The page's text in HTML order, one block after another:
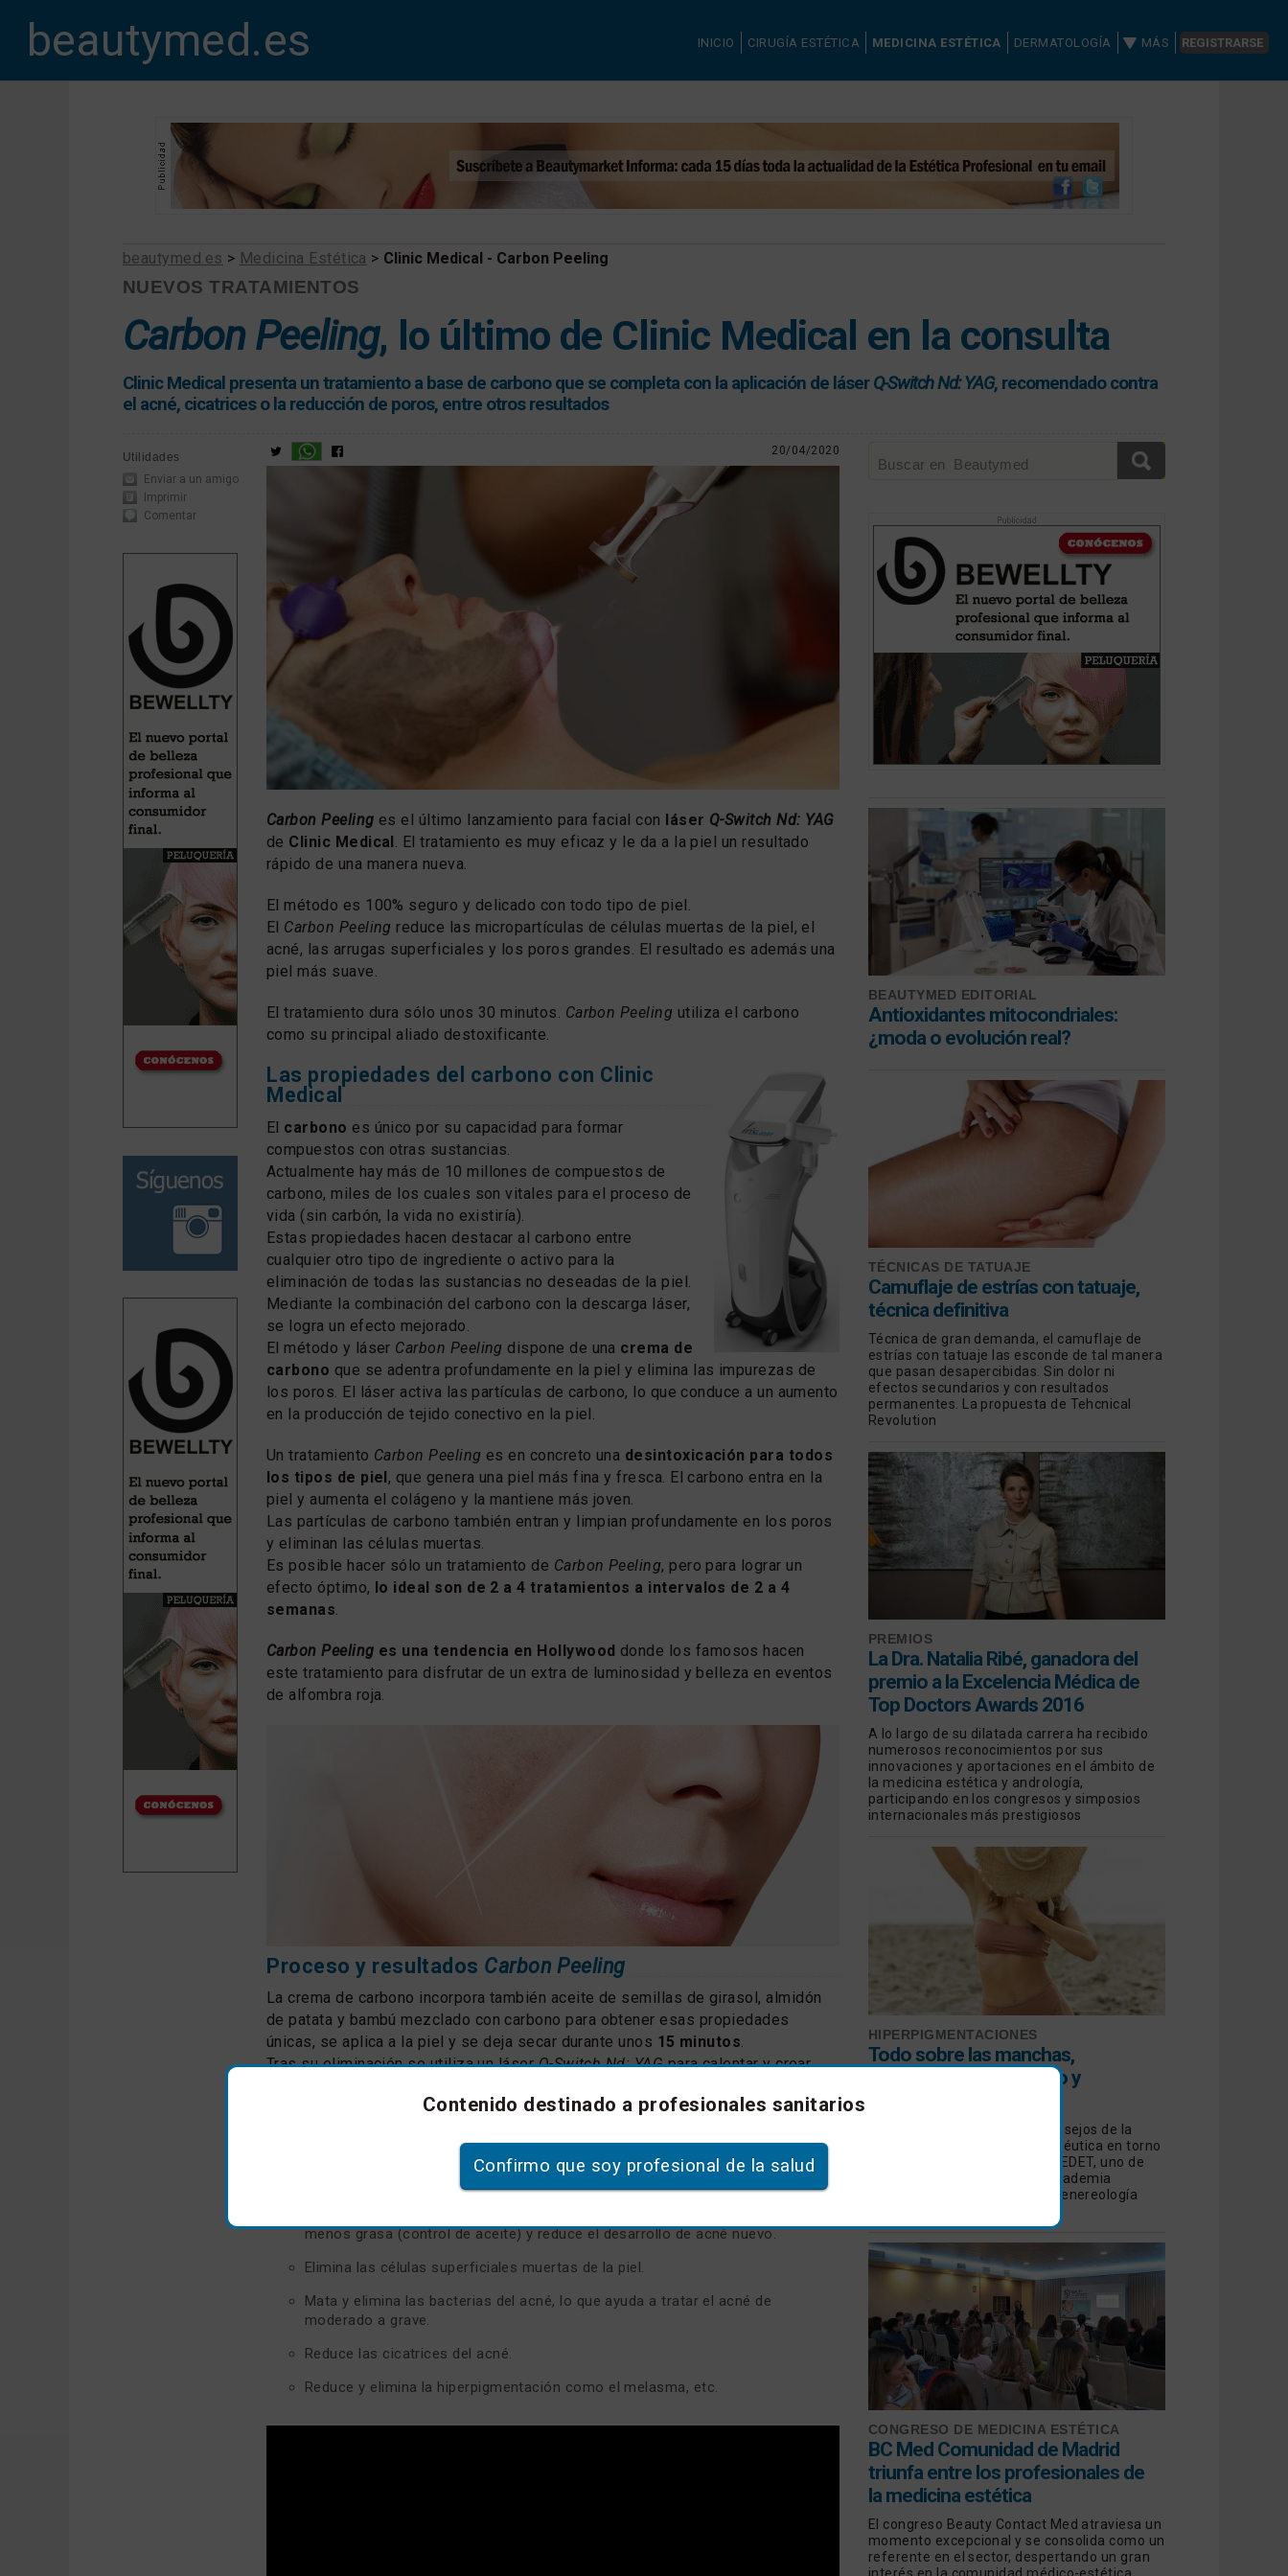
beautymed.es INICIO CIRUGÍA ESTÉTICA MEDICINA ESTÉTICA DERMATOLOGÍA MÁS REGISTRARSE
beautymed.es > Medicina Estética > Clinic Medical - Carbon Peeling
NUEVOS TRATAMIENTOS
Carbon Peeling, lo último de Clinic Medical en la consulta
Clinic Medical presenta un tratamiento a base de carbono que se completa con la aplicación de láserQ-Switch Nd: YAG, recomendado contra
el acné, cicatrices o la reducción de poros, entre otros resultados
Utilidades
Enviar a un amigo
Imprimir
Comentar
BEAUTYMED EDITORIAL
Antioxidantes mitocondriales:
¿moda o evolución real?
TÉCNICAS DE TATUAJE
Camuflaje de estrías con tatuaje,
técnica definitiva
Técnica de gran demanda, el camuflaje de
estrías con tatuaje las esconde de tal manera
que pasan desapercibidas. Sin dolor ni
efectos secundarios y con resultados
permanentes. La propuesta de Tehcnical
Revolution
PREMIOS
La Dra. Natalia Ribé, ganadora del
premio a la Excelencia Médica de
Top Doctors Awards 2016
A lo largo de su dilatada carrera ha recibido
numerosos reconocimientos por sus
innovaciones y aportaciones en el ámbito de
la medicina estética y andrología,
participando en los congresos y simposios
internacionales más prestigiosos
HIPERPIGMENTACIONES
Todo sobre las manchas,
prevención, diagnóstico y
Revisamos las opiniones y consejos de la
Dermatología Estética y Terapéutica en torno
a las manchas de manos de GEDET, uno de
los Grupos de Trabajo de la Academia
Española de Dermatología y Venereología
CONGRESO DE MEDICINA ESTÉTICA
BC Med Comunidad de Madrid
triunfa entre los profesionales de
la medicina estética
El congreso Beauty Contact Med atraviesa un
momento excepcional y se consolida como un
referente en el sector, despertando un gran
interés en la comunidad médico-estética
20/04/2020
Carbon Peeling es el último lanzamiento para facial con láser Q-Switch Nd: YAG
de Clinic Medical. El tratamiento es muy eficaz y le da a la piel un resultado
rápido de una manera nueva.
El método es 100% seguro y delicado con todo tipo de piel.
El Carbon Peeling reduce las micropartículas de células muertas de la piel, el
acné, las arrugas superficiales y los poros grandes. El resultado es además una
piel más suave.
El tratamiento dura sólo unos 30 minutos. Carbon Peeling utiliza el carbono
como su principal aliado destoxificante.
Las propiedades del carbono con Clinic
Medical
El carbono es único por su capacidad para formar
compuestos con otras sustancias.
Actualmente hay más de 10 millones de compuestos de
carbono, miles de los cuales son vitales para el proceso de
vida (sin carbón, la vida no existiría).
Estas propiedades hacen destacar al carbono entre
cualquier otro tipo de ingrediente o activo para la
eliminación de todas las sustancias no deseadas de la piel.
Mediante la combinación del carbono con la descarga láser,
se logra un efecto mejorado.
El método y láser Carbon Peeling dispone de una crema de
carbono que se adentra profundamente en la piel y elimina las impurezas de
los poros. El láser activa las partículas de carbono, lo que conduce a un aumento
en la producción de tejido conectivo en la piel.
Un tratamiento Carbon Peeling es en concreto una desintoxicación para todos
los tipos de piel, que genera una piel más fina y fresca. El carbono entra en la
piel y aumenta el colágeno y la mantiene más joven.
Las partículas de carbono también entran y limpian profundamente en los poros
y eliminan las células muertas.
Es posible hacer sólo un tratamiento de Carbon Peeling, pero para lograr un
efecto óptimo, lo ideal son de 2 a 4 tratamientos a intervalos de 2 a 4
semanas
Carbon Peeling es una tendencia en Hollywood donde los famosos hacen
este tratamiento para disfrutar de un extra de luminosidad y belleza en eventos
de alfombra roja.
Proceso y resultados Carbon Peeling
La crema de carbono incorpora también aceite de semillas de girasol, almidón
de patata y bambú mezclado con carbono para obtener esas propiedades
únicas, se aplica a la piel y se deja secar durante unos 15 minutos.
Tras su eliminación se utiliza un láserQ-Switch Nd: YAGpara calentar y crear
el carbono con las siguientes propiedades:
Poros despejados de sebo.
Reduce los poros grandes.
menos grasa (control de aceite) y reduce el desarrollo de acné nuevo.
Elimina las células superficiales muertas de la piel.
Mata y elimina las bacterias del acné, lo que ayuda a tratar el acné de
moderado a grave.
Reduce las cicatrices del acné.
Reduce y elimina la hiperpigmentación como el melasma, etc.
Contenido destinado a profesionales sanitarios
Confirmo que soy profesional de la salud